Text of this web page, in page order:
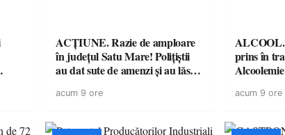
ACȚIUNE. Razie de amploare
în județul Satu Mare! Polițiștii
au dat sute de amenzi și au lăsat
singură zi
acum 9 ore
ALCOOL.
prins în
acum 9 ore